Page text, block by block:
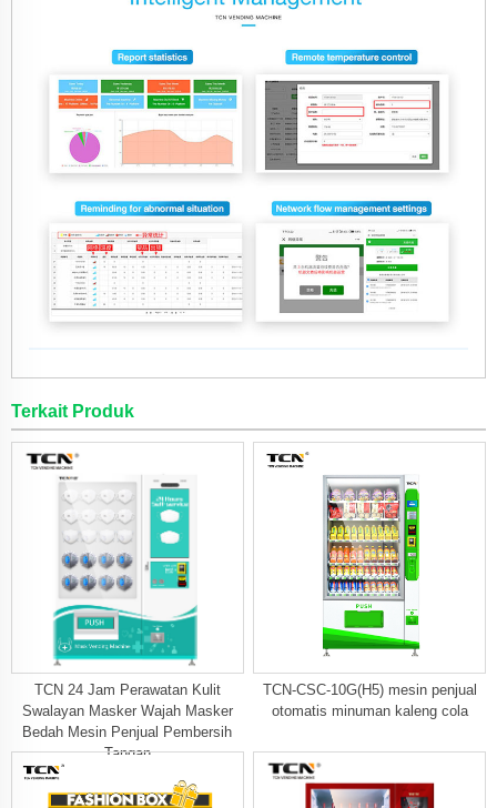
Terkait Produk
TCN 24 Jam Perawatan Kulit
Swalayan Masker Wajah Masker
Bedah Mesin Penjual Pembersih
Tangan
TCN-CSC-10G(H5) mesin penjual
otomatis minuman kaleng cola